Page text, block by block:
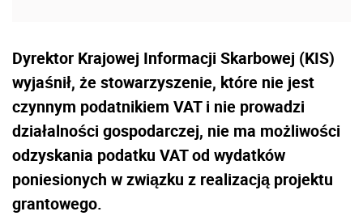
Dyrektor Krajowej Informacji Skarbowej (KIS)
wyjaśnił, że stowarzyszenie, które nie jest
czynnym podatnikiem VAT i nie prowadzi
działalności gospodarczej, nie ma możliwości
odzyskania podatku VAT od wydatków
poniesionych w związku z realizacją projektu
grantowego.